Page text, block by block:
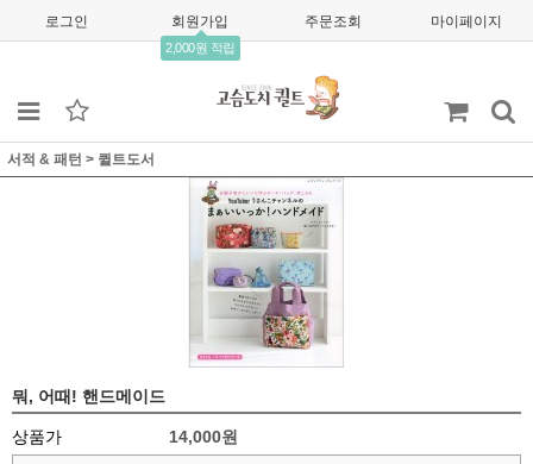
로그인 회원가입
2,000원 적립
주문조회 마이페이지
서적 & 패턴 > 퀼트도서
뭐, 어때! 핸드메이드
상품가 14,000원